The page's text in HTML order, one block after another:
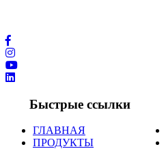
Быстрые ссылки
ГЛАВНАЯ
ПРОДУКТЫ